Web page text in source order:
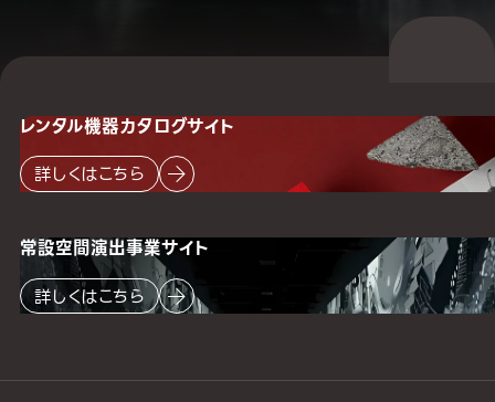
レンタル機器カタログサイト
詳しくはこちら
常設空間演出事業サイト
詳しくはこちら